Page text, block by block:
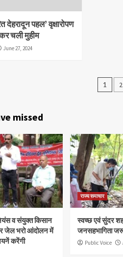
देहरादून पहल’ वृक्षारोपण
चली मुहीम
June 27, 2024
Posts
1 2
missed
व संयुक्त किसान
जेल भरो आंदोलन में
करेंगी
राज्य समाचार
स्वच्छ एवं सुंदर
जनसहभागिता
Public Voice